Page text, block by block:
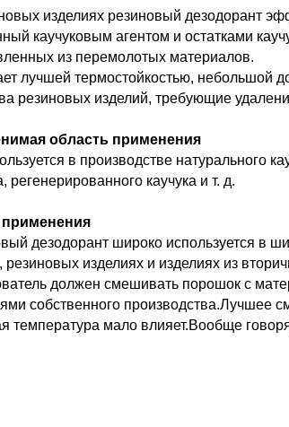
изделиях резиновый дезодорант
каучуковым агентом и остатками
из перемолотых материалов.
лучшей термостойкостью, небольшой
резиновых изделий, требующие
область применения
в производстве натурального
регенерированного каучука и т. д.
дезодорант широко используется в
резиновых изделиях и изделиях из
должен смешивать порошок с
собственного производства.Лучшее
температура мало влияет.Вообще